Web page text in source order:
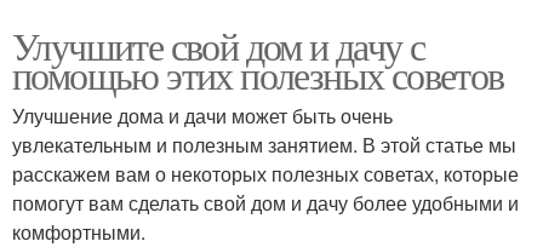
Улучшите свой дом и дачу с
помощью этих полезных советов
Улучшение дома и дачи может быть очень
увлекательным и полезным занятием. В этой статье мы
расскажем вам о некоторых полезных советах, которые
помогут вам сделать свой дом и дачу более удобными и
комфортными.